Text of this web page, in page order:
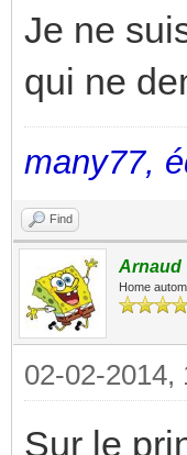
Je ne
qui ne
many77,
Find
Arnaud
Home
02-02-2014,
Sur le